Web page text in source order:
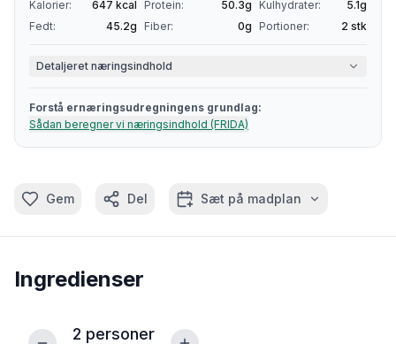
Kalorier: 647 kcal Protein: 50.3g Kulhydrater: 5.1g
Fedt:
45.2g Fiber: 0g Portioner: 2 stk
Detaljeret næringsindhold
Forstå ernæringsudregningens grundlag:
Sådan beregner vi næringsindhold (FRIDA)
Gem Del Sæt på madplan
Ingredienser
2 personer